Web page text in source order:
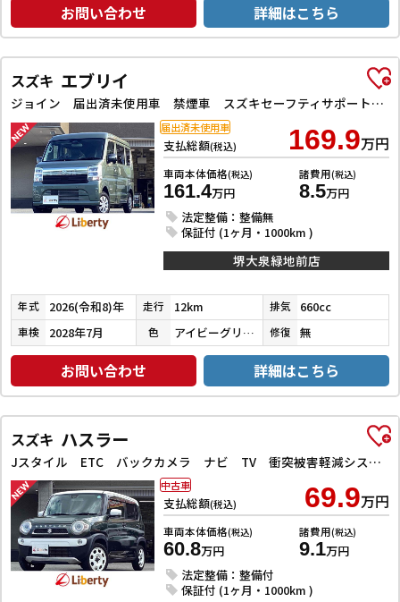
お問い合わせ 詳細はこちら
スズキ エブリイ
ジョイン 届出済未使用車 禁煙車 スズキセーフティサポート LEDヘッドライト 両側スライドドア スマートキー プッシュスタート 障害物センサー 運転席シートヒーター 電動格納ミラー
支払総額(税込) 169.9万円
車両本体価格(税込)
161.4万円
諸費用(税込)
8.5万円
法定整備：整備無
保証付 (1ヶ月・1000km )
届出済未使用車
堺大泉緑地前店
年式 2026(令和8)年 走行 12km 排気 660cc
車検 2028年7月 色 アイビーグリーンメタリック 修復 無
お問い合わせ 詳細はこちら
スズキ ハスラー
Jスタイル ETC バックカメラ ナビ TV 衝突被害軽減システム オートライト スマートキー アイドリングストップ 電動格納ミラー シートヒーター ベンチシート CVT ESC CD DVD再生
支払総額(税込) 69.9万円
車両本体価格(税込)
60.8万円
諸費用(税込)
9.1万円
法定整備：整備付
保証付 (1ヶ月・1000km )
中古車